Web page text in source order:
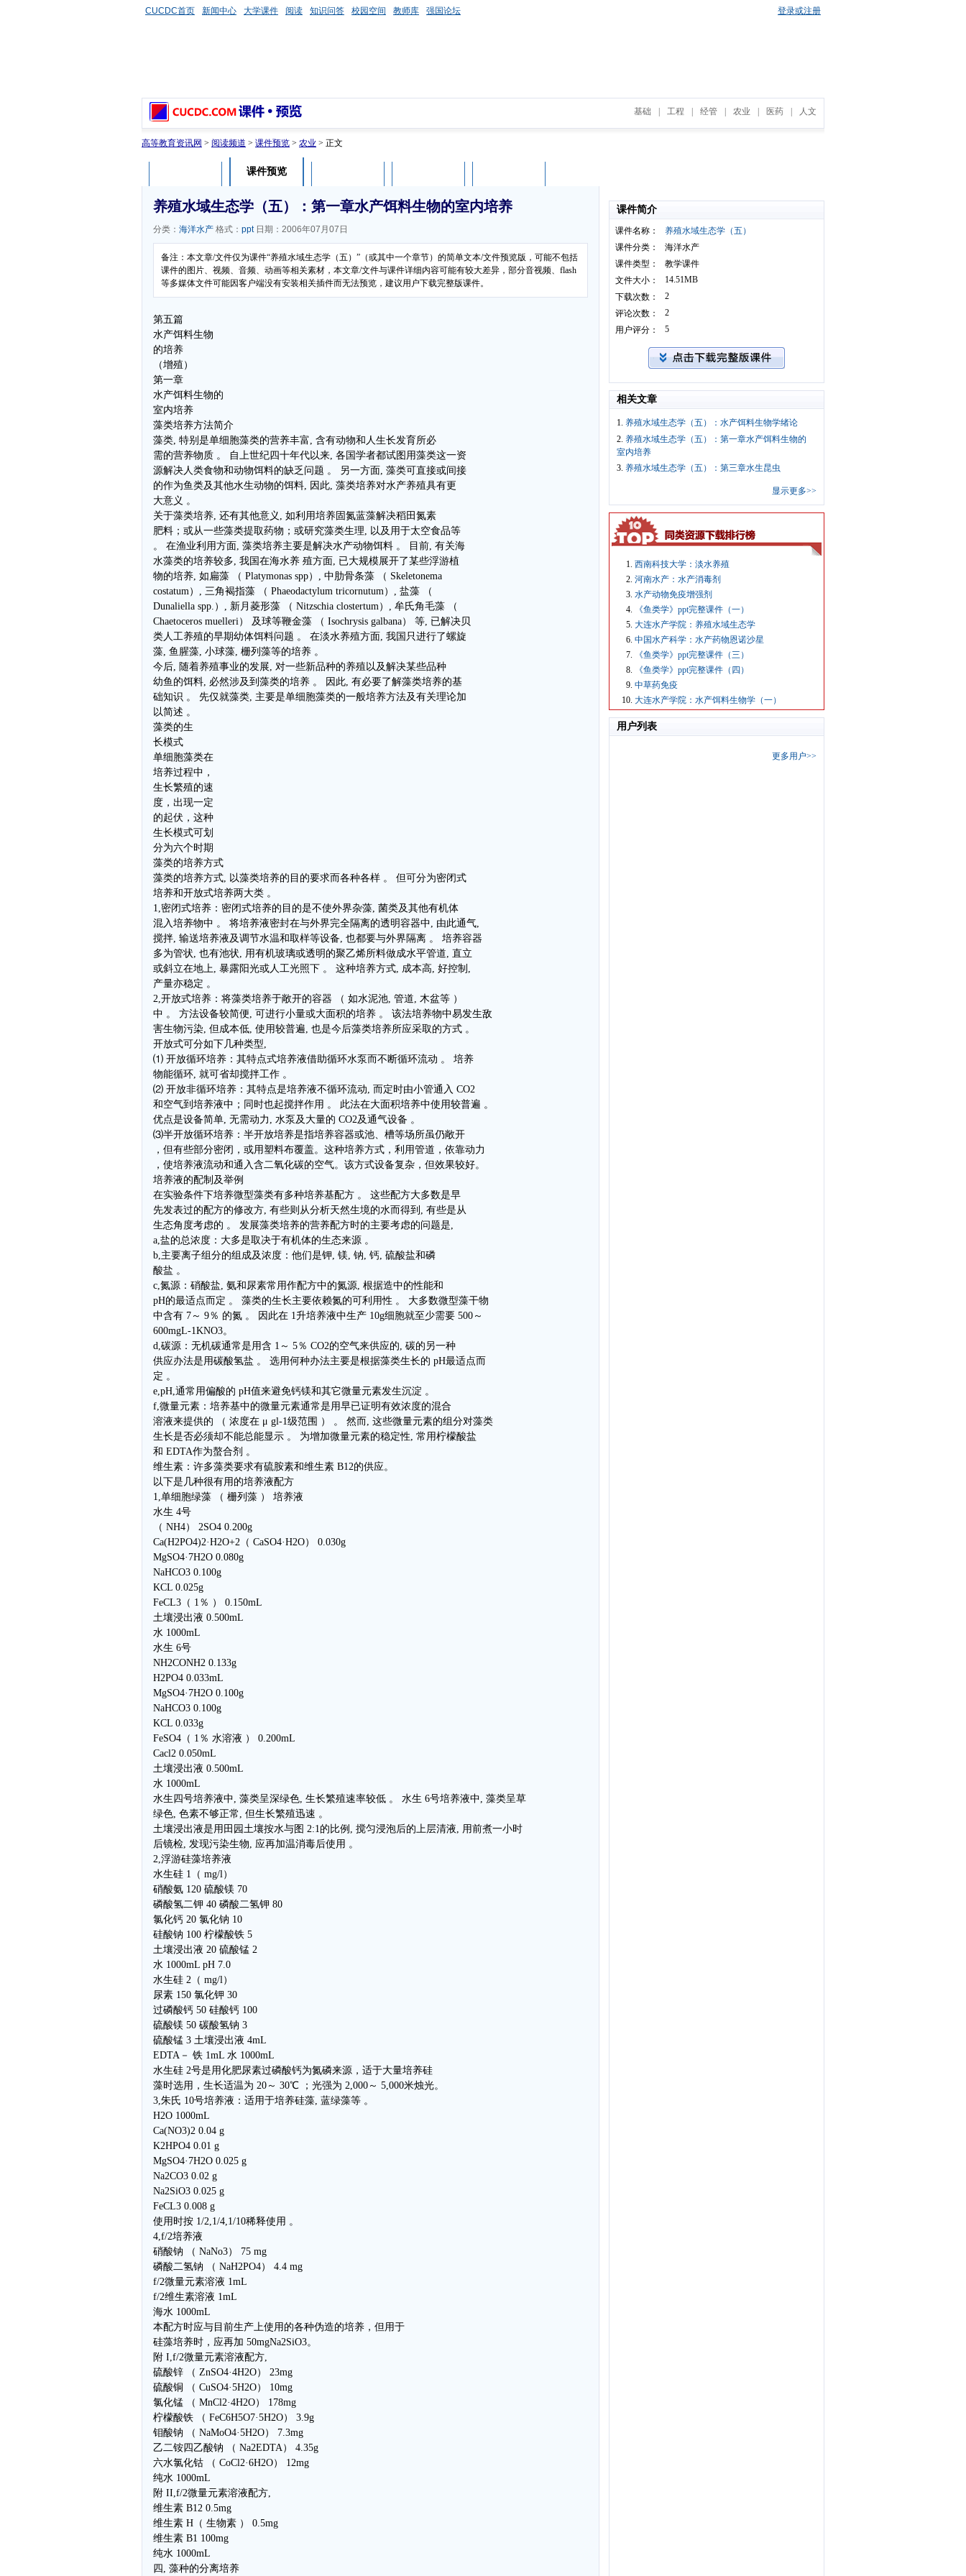
CUCDC首页 新闻中心 大学课件 阅读 知识问答 校园空间 教师库 强国论坛 登录或注册
基础 工程 经管 农业 医药 人文
高等教育资讯网 > 阅读频道 > 课件预览 > 农业 > 正文
课件预览
养殖水域生态学（五）：第一章水产饵料生物的室内培养
分类： 海洋水产 格式： ppt日期：2006年07月07日
备注：本文章/文件仅为课件“养殖水域生态学（五）”（或其中一个章节）的简单文本/文件预览版，可能不包括
课件的图片、视频、音频、动画等相关素材，本文章/文件与课件详细内容可能有较大差异，部分音视频、flash
等多媒体文件可能因客户端没有安装相关插件而无法预览，建议用户下载完整版课件。
第五篇
水产饵料生物
的培养
（增殖）
第一章
水产饵料生物的
室内培养
藻类培养方法简介
藻类, 特别是单细胞藻类的营养丰富, 含有动物和人生长发育所必
需的营养物质 。 自上世纪四十年代以来, 各国学者都试图用藻类这一资
源解决人类食物和动物饵料的缺乏问题 。 另一方面, 藻类可直接或间接
的作为鱼类及其他水生动物的饵料, 因此, 藻类培养对水产养殖具有更
大意义 。
关于藻类培养, 还有其他意义, 如利用培养固氮蓝藻解决稻田氮素
肥料；或从一些藻类提取药物；或研究藻类生理, 以及用于太空食品等
。 在渔业利用方面, 藻类培养主要是解决水产动物饵料 。 目前, 有关海
水藻类的培养较多, 我国在海水养 殖方面, 已大规模展开了某些浮游植
物的培养, 如扁藻 （ Platymonas spp）, 中肋骨条藻 （ Skeletonema
costatum）, 三角褐指藻 （ Phaeodactylum tricornutum）, 盐藻 （
Dunaliella spp.）, 新月菱形藻 （ Nitzschia clostertum）, 牟氏角毛藻 （
Chaetoceros muelleri） 及球等鞭金藻 （ Isochrysis galbana） 等, 已解决贝
类人工养殖的早期幼体饵料问题 。 在淡水养殖方面, 我国只进行了螺旋
藻, 鱼腥藻, 小球藻, 栅列藻等的培养 。
今后, 随着养殖事业的发展, 对一些新品种的养殖以及解决某些品种
幼鱼的饵料, 必然涉及到藻类的培养 。 因此, 有必要了解藻类培养的基
础知识 。 先仅就藻类, 主要是单细胞藻类的一般培养方法及有关理论加
以简述 。
藻类的生
长模式
单细胞藻类在
培养过程中，
生长繁殖的速
度，出现一定
的起伏，这种
生长模式可划
分为六个时期
藻类的培养方式
藻类的培养方式, 以藻类培养的目的要求而各种各样 。 但可分为密闭式
培养和开放式培养两大类 。
1,密闭式培养：密闭式培养的目的是不使外界杂藻, 菌类及其他有机体
混入培养物中 。 将培养液密封在与外界完全隔离的透明容器中, 由此通气,
搅拌, 输送培养液及调节水温和取样等设备, 也都要与外界隔离 。 培养容器
多为管状, 也有池状, 用有机玻璃或透明的聚乙烯所料做成水平管道, 直立
或斜立在地上, 暴露阳光或人工光照下 。 这种培养方式, 成本高, 好控制,
产量亦稳定 。
2,开放式培养：将藻类培养于敞开的容器 （ 如水泥池, 管道, 木盆等 ）
中 。 方法设备较简便, 可进行小量或大面积的培养 。 该法培养物中易发生敌
害生物污染, 但成本低, 使用较普遍, 也是今后藻类培养所应采取的方式 。
开放式可分如下几种类型,
⑴ 开放循环培养：其特点式培养液借助循环水泵而不断循环流动 。 培养
物能循环, 就可省却搅拌工作 。
⑵ 开放非循环培养：其特点是培养液不循环流动, 而定时由小管通入 CO2
和空气到培养液中；同时也起搅拌作用 。 此法在大面积培养中使用较普遍 。
优点是设备简单, 无需动力, 水泵及大量的 CO2及通气设备 。
⑶半开放循环培养：半开放培养是指培养容器或池、槽等场所虽仍敞开
，但有些部分密闭，或用塑料布覆盖。这种培养方式，利用管道，依靠动力
，使培养液流动和通入含二氧化碳的空气。该方式设备复杂，但效果较好。
培养液的配制及举例
在实验条件下培养微型藻类有多种培养基配方 。 这些配方大多数是早
先发表过的配方的修改方, 有些则从分析天然生境的水而得到, 有些是从
生态角度考虑的 。 发展藻类培养的营养配方时的主要考虑的问题是,
a,盐的总浓度：大多是取决于有机体的生态来源 。
b,主要离子组分的组成及浓度：他们是钾, 镁, 钠, 钙, 硫酸盐和磷
酸盐 。
c,氮源：硝酸盐, 氨和尿素常用作配方中的氮源, 根据造中的性能和
pH的最适点而定 。 藻类的生长主要依赖氮的可利用性 。 大多数微型藻干物
中含有 7～ 9％ 的氮 。 因此在 1升培养液中生产 10g细胞就至少需要 500～
600mgL-1KNO3。
d,碳源：无机碳通常是用含 1～ 5％ CO2的空气来供应的, 碳的另一种
供应办法是用碳酸氢盐 。 选用何种办法主要是根据藻类生长的 pH最适点而
定 。
e,pH,通常用偏酸的 pH值来避免钙镁和其它微量元素发生沉淀 。
f,微量元素：培养基中的微量元素通常是用早已证明有效浓度的混合
溶液来提供的 （ 浓度在 μ gl-1级范围 ） 。 然而, 这些微量元素的组分对藻类
生长是否必须却不能总能显示 。 为增加微量元素的稳定性, 常用柠檬酸盐
和 EDTA作为螯合剂 。
维生素：许多藻类要求有硫胺素和维生素 B12的供应。
以下是几种很有用的培养液配方
1,单细胞绿藻 （ 栅列藻 ） 培养液
水生 4号
（ NH4） 2SO4 0.200g
Ca(H2PO4)2·H2O+2（ CaSO4·H2O） 0.030g
MgSO4·7H2O 0.080g
NaHCO3 0.100g
KCL 0.025g
FeCL3（ 1％ ） 0.150mL
土壤浸出液 0.500mL
水 1000mL
水生 6号
NH2CONH2 0.133g
H2PO4 0.033mL
MgSO4·7H2O 0.100g
NaHCO3 0.100g
KCL 0.033g
FeSO4（ 1％ 水溶液 ） 0.200mL
Cacl2 0.050mL
土壤浸出液 0.500mL
水 1000mL
水生四号培养液中, 藻类呈深绿色, 生长繁殖速率较低 。 水生 6号培养液中, 藻类呈草
绿色, 色素不够正常, 但生长繁殖迅速 。
土壤浸出液是用田园土壤按水与图 2:1的比例, 搅匀浸泡后的上层清液, 用前煮一小时
后镜检, 发现污染生物, 应再加温消毒后使用 。
2,浮游硅藻培养液
水生硅 1（ mg/l）
硝酸氨 120 硫酸镁 70
磷酸氢二钾 40 磷酸二氢钾 80
氯化钙 20 氯化钠 10
硅酸钠 100 柠檬酸铁 5
土壤浸出液 20 硫酸锰 2
水 1000mL pH 7.0
水生硅 2（ mg/l）
尿素 150 氯化钾 30
过磷酸钙 50 硅酸钙 100
硫酸镁 50 碳酸氢钠 3
硫酸锰 3 土壤浸出液 4mL
EDTA－ 铁 1mL 水 1000mL
水生硅 2号是用化肥尿素过磷酸钙为氮磷来源，适于大量培养硅
藻时选用，生长适温为 20～ 30℃ ；光强为 2,000～ 5,000米烛光。
3,朱氏 10号培养液：适用于培养硅藻, 蓝绿藻等 。
H2O 1000mL
Ca(NO3)2 0.04 g
K2HPO4 0.01 g
MgSO4·7H2O 0.025 g
Na2CO3 0.02 g
Na2SiO3 0.025 g
FeCL3 0.008 g
使用时按 1/2,1/4,1/10稀释使用 。
4,f/2培养液
硝酸钠 （ NaNo3） 75 mg
磷酸二氢钠 （ NaH2PO4） 4.4 mg
f/2微量元素溶液 1mL
f/2维生素溶液 1mL
海水 1000mL
本配方时应与目前生产上使用的各种伪造的培养，但用于
硅藻培养时，应再加 50mgNa2SiO3。
附 I,f/2微量元素溶液配方,
硫酸锌 （ ZnSO4·4H2O） 23mg
硫酸铜 （ CuSO4·5H2O） 10mg
氯化锰 （ MnCl2·4H2O） 178mg
柠檬酸铁 （ FeC6H5O7·5H2O） 3.9g
钼酸钠 （ NaMoO4·5H2O） 7.3mg
乙二铵四乙酸钠 （ Na2EDTA） 4.35g
六水氯化钴 （ CoCl2·6H2O） 12mg
纯水 1000mL
附 II,f/2微量元素溶液配方,
维生素 B12 0.5mg
维生素 H（ 生物素 ） 0.5mg
维生素 B1 100mg
纯水 1000mL
四, 藻种的分离培养
课件简介
课件名称：
养殖水域生态学（五）
课件分类：
海洋水产
课件类型：
教学课件
文件大小：
14.51MB
下载次数：
2
评论次数：
2
用户评分：
5
相关文章
1. 养殖水域生态学（五）：水产饵料生物学绪论
2. 养殖水域生态学（五）：第一章水产饵料生物的
室内培养
3. 养殖水域生态学（五）：第三章水生昆虫
显示更多>>
西南科技大学：淡水养殖
河南水产：水产消毒剂
水产动物免疫增强剂
《鱼类学》ppt完整课件（一）
大连水产学院：养殖水域生态学
中国水产科学：水产药物恩诺沙星
《鱼类学》ppt完整课件（三）
《鱼类学》ppt完整课件（四）
中草药免疫
大连水产学院：水产饵料生物学（一）
用户列表
更多用户>>